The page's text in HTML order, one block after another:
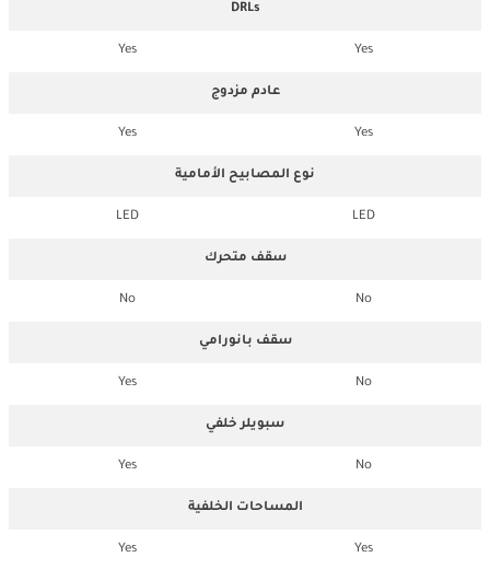
DRLs
Yes
Yes
عادم مزدوج
Yes
Yes
نوع المصابيح الأمامية
LED
LED
سقف متحرك
No
No
سقف بانورامي
No
Yes
سبويلر خلفي
No
Yes
المساحات الخلفية
Yes
Yes